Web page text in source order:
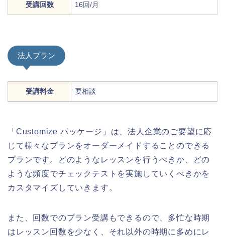
受講回数 16回/月
法人プラン
受講料金 要相談
「Customize パッケージ」は、法人企業のご要望に応
じて様々なプランをオーダーメイドすることのできる
プランです。どのようなレッスンを行うべきか、どの
ような頻度でチェックテストを実施していくべきかを
カスタマイズしていきます。
また、回数でのプラン受講もできるので、多忙な時期
はレッスン回数を少なく、それ以外の時期に多めにレ